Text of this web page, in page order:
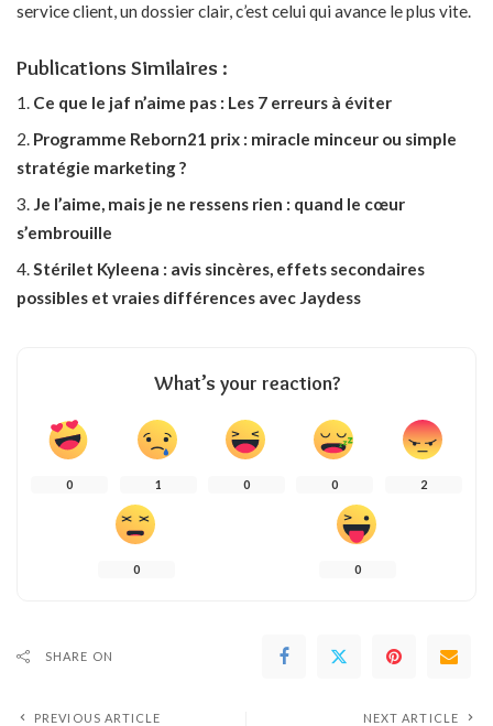
service client, un dossier clair, c’est celui qui avance le plus vite.
Publications Similaires :
Ce que le jaf n’aime pas : Les 7 erreurs à éviter
Programme Reborn21 prix : miracle minceur ou simple
stratégie marketing ?
Je l’aime, mais je ne ressens rien : quand le cœur
s’embrouille
Stérilet Kyleena : avis sincères, effets secondaires
possibles et vraies différences avec Jaydess
What’s your reaction?
0 1 0 0 2
0 0
SHARE ON
PREVIOUS ARTICLE NEXT ARTICLE